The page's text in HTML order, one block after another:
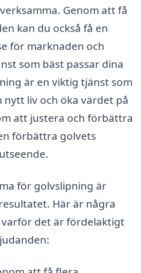
Genom att få
kan du också få en
för marknaden och
som bäst passar dina
är en viktig tjänst som
nytt liv och öka värdet på
att justera och förbättra
förbättra golvets
för golvslipning är
Här är några
det är fördelaktigt